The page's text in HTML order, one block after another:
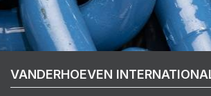
VANDERHOEVEN